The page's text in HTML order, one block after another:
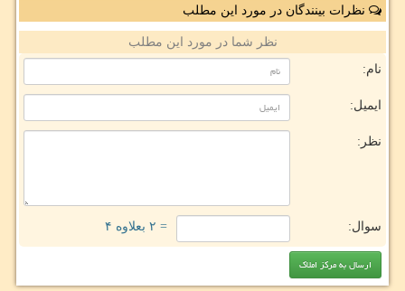
نظرات بینندگان در مورد این مطلب
نظر شما در مورد این مطلب
نام:
ایمیل:
نظر:
سوال: = ۲ بعلاوه ۴